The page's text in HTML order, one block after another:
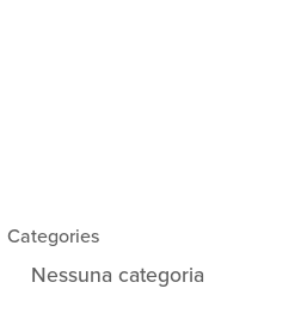
Categories
Nessuna categoria